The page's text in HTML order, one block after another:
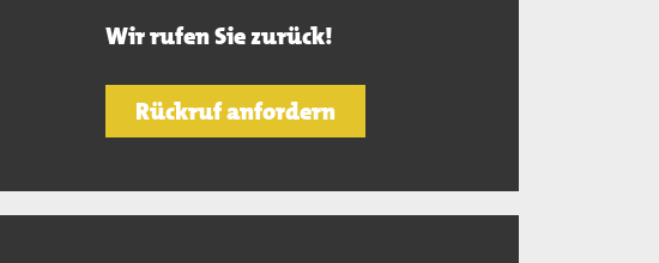
Wir rufen Sie zurück!
Rückruf anfordern